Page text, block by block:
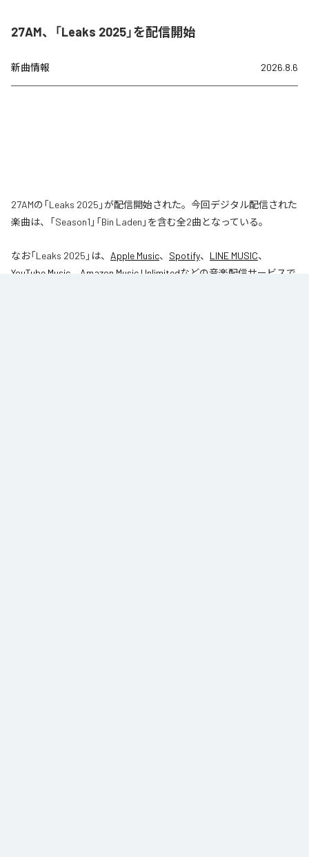
27AM、「Leaks 2025」を配信開始
新曲情報 2026.8.6
27AMの「Leaks 2025」が配信開始された。今回デジタル配信された
楽曲は、「Season1」「Bin Laden」を含む全2曲となっている。
なお「Leaks 2025 」は、 Apple Music、 Spotify、 LINE MUSIC、
YouTube Music
Amazon Music Unlimitedなどの音楽配信サービスで